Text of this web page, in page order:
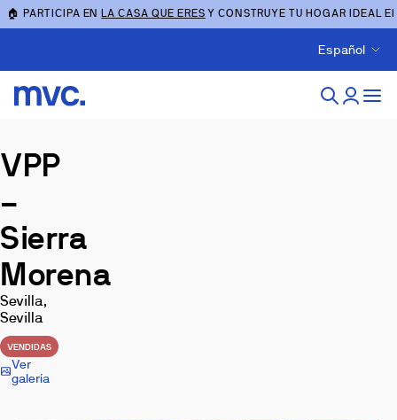
🏠 PARTICIPA ENLA CASA QUE ERES Y CONSTRUYE TU HOGAR IDEAL
Español
VPP
–
Sierra
Morena
Sevilla,
Sevilla
VENDIDAS
Ver
galería